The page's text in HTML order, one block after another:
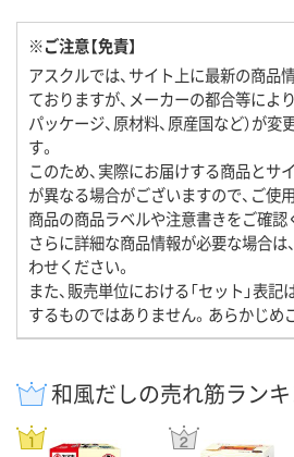
※ご注意【免責】
アスクルでは、サイト上に最新の商品
ておりますが、メーカーの都合等により
パッケージ、原材料、原産国など）が
す。
このため、実際にお届けする商品とサ
が異なる場合がございますので、ご使
商品の商品ラベルや注意書きをご確認
さらに詳細な商品情報が必要な場合は
わせください。
また、販売単位における「セット」表
するものではありません。あらかじめ
和風だしの売れ筋ラン